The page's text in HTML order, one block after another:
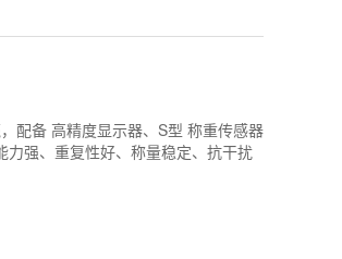
配备 高精度显示器、S型 称重传感器
强、重复性好、称量稳定、抗干扰